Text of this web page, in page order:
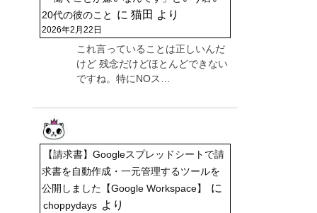
20代の彼のこと
に 猫田 より
2026年2月22日
これ言っていることは正しいんだ
けど 残念だけどほとんどできない
ですね。特にNOス…
【請求書】Googleスプレッドシートで請
求書を自動作成・一元管理するツールを
公開しました【Google Workspace】
に
choppydays より